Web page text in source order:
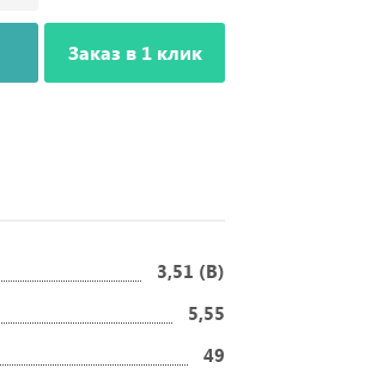
Заказ в 1 клик
3,51 (B)
5,55
49